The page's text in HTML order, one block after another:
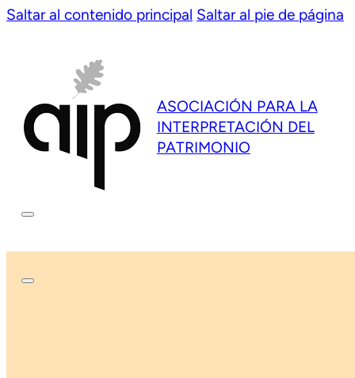
Saltar al contenido principal Saltar al pie de página
ASOCIACIÓN PARA LA
INTERPRETACIÓN DEL
PATRIMONIO